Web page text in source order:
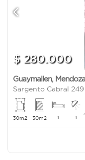
$ 280.000
Guaymallen, Mendoza
Sargento Cabral 249
30m2 30m2 1 1